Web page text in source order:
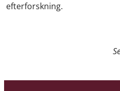
efterforskning.